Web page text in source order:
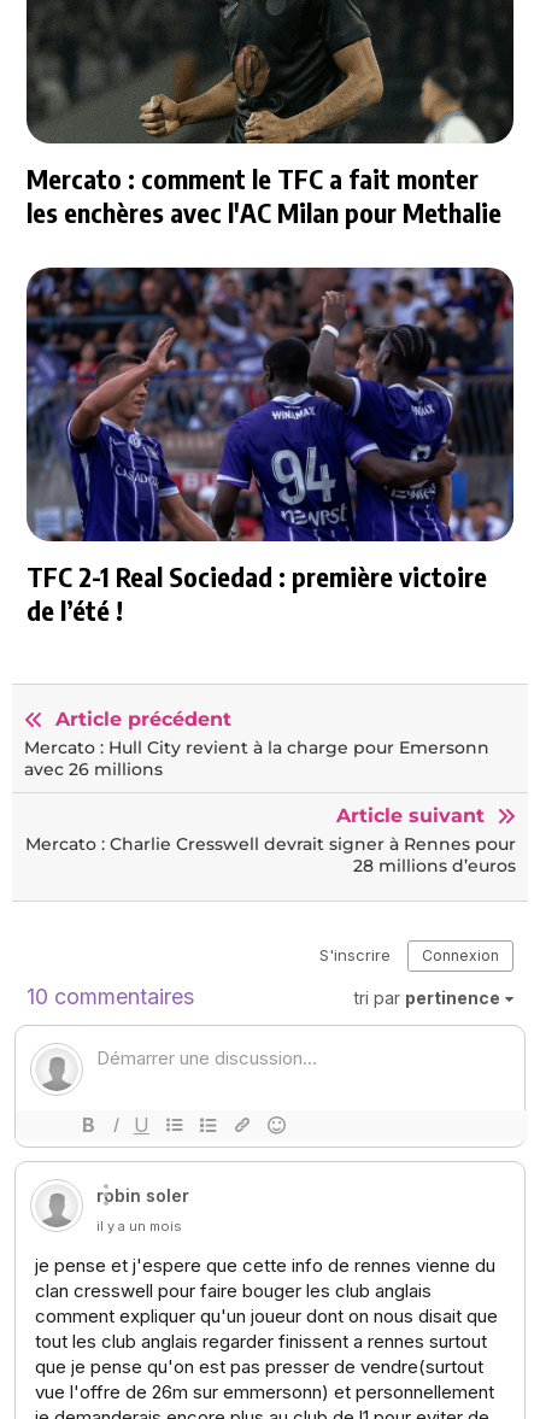
Mercato : comment le TFC a fait monter
les enchères avec l'AC Milan pour Methalie
TFC 2-1 Real Sociedad : première victoire
de l’été !
Article précédent
Mercato : Hull City revient à la charge pour Emersonn
avec 26 millions
Article suivant
Mercato : Charlie Cresswell devrait signer à Rennes pour
28 millions d’euros